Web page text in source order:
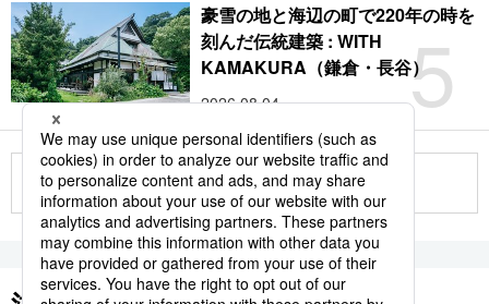
5
豪雪の地と海辺の町で220年の時を
刻んだ伝統建築 : WITH
KAMAKURA（鎌倉・長谷）
2026.08.04
もっと見る